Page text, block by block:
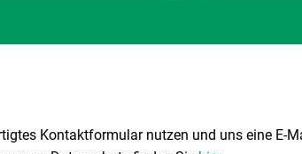
Kontaktformular nutzen und uns eine E-